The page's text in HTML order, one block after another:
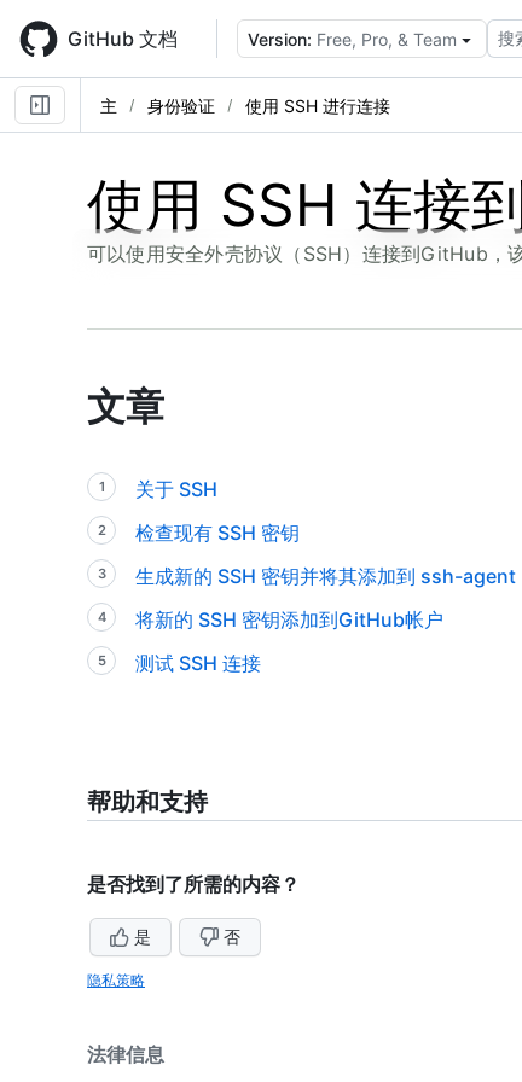
main
content
GitHub 文档 Version: Free, Pro, & Team 搜
主 身份验证 使用 SSH 进行连接
使用 SSH 连接
可以使用安全外壳协议（SSH）连接到GitHub，
文章
关于 SSH
检查现有 SSH 密钥
生成新的 SSH 密钥并将其添加到 ssh-agent
将新的 SSH 密钥添加到GitHub帐户
测试 SSH 连接
帮助和支持
是否找到了所需的内容？
是 否
隐私策略
法律信息